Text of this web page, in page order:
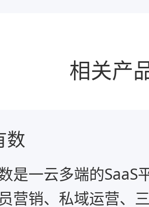
相关产
数
是一云多端的SaaS
营销、私域运营、